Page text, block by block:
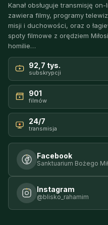
Kanał obsługuje transmisję
zawiera filmy, programy
misji i duchowości, oraz o
spoty filmowe z orędziem
homilie…
92,7 tys.
subskrypcji
901
filmów
24/7
transmisja
Facebook
Sanktuarium Bożego
Instagram
@blisko_rahamim